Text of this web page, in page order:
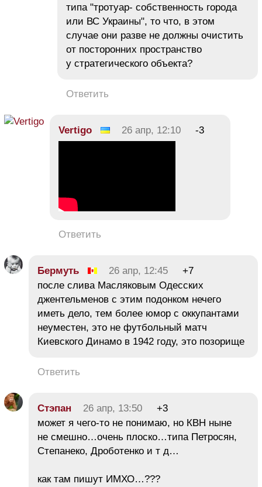
типа "тротуар- собственность города
или ВС Украины", то что, в этом
случае они разве не должны очистить
от посторонних пространство
у стратегического объекта?
Ответить
Vertigo 26 апр, 12:10 -3
Ответить
Бермуть 26 апр, 12:45
+7
после слива Масляковым Одесских
джентельменов с этим подонком нечего
иметь дело, тем более юмор с оккупантами
неуместен, это не футбольный матч
Киевского Динамо в 1942 году, это позорище
Ответить
Стэпан 26 апр, 13:50
+3
может я чего-то не понимаю, но КВН ныне
не смешно…очень плоско…типа Петросян,
Степанеко, Дроботенко и т д…
как там пишут ИМХО…???